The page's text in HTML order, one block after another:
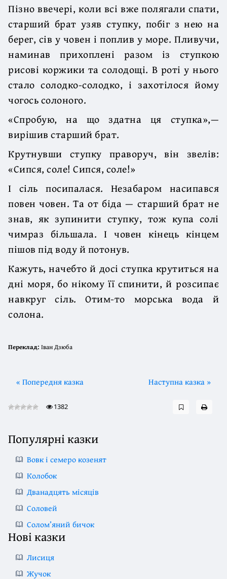
Пізно ввечері, коли всі вже полягали спати,
старший брат узяв ступку, побіг з нею на
берег, сів у човен і поплив у море. Пливучи,
наминав прихоплені разом із ступкою
рисові коржики та солодощі. В роті у нього
стало солодко-солодко, і захотілося йому
чогось солоного.
«Спробую, на що здатна ця ступка»,—
вирішив старший брат.
Крутнувши ступку праворуч, він звелів:
«Сипся, соле! Сипся, соле!»
І сіль посипалася. Незабаром насипався
повен човен. Та от біда — старший брат не
знав, як зупинити ступку, тож купа солі
чимраз більшала. І човен кінець кінцем
пішов під воду й потонув.
Кажуть, начебто й досі ступка крутиться на
дні моря, бо нікому її спинити, й розсипає
навкруг сіль. Отим-то морська вода й
солона.
Переклад: Іван Дзюба
« Попередня казка Наступна казка »
1382
Популярні казки
Вовк і семеро козенят
Колобок
Дванадцять місяців
Соловей
Солом’яний бичок
Нові казки
Лисиця
Жучок